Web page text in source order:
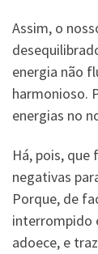
Assim, o
energia não
harmonioso.
energias no
Há, pois, que
negativas
Porque, de
interrompido
adoece, e